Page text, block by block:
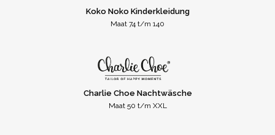
Koko Noko Kinderkleidung
Maat 74 t/m 140
Charlie Choe Nachtwäsche
Maat 50 t/m XXL